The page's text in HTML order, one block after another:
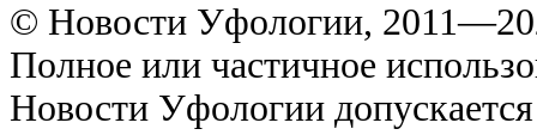
© Новости Уфологии,
Полное или частичное
Новости Уфологии